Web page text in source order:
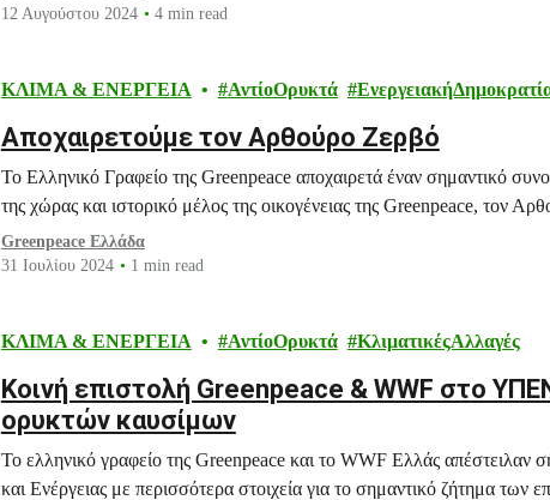
12 Αυγούστου 2024
4 min read
ΚΛΙΜΑ & ΕΝΕΡΓΕΙΑ ΑντίοΟρυκτά
Αποχαιρετούμε τον Αρθούρο Ζερβό
Το Ελληνικό Γραφείο της Greenpeace αποχαιρετά έναν σημαντικό
της χώρας και ιστορικό μέλος της οικογένειας της Greenpeace, τον
Greenpeace Ελλάδα
31 Ιουλίου 2024
1 min read
ΚΛΙΜΑ & ΕΝΕΡΓΕΙΑ ΑντίοΟρυκτά ΚλιματικέςΑλλαγές
Κοινή επιστολή Greenpeace & WWF στο
ορυκτών καυσίμων
Το ελληνικό γραφείο της Greenpeace και το WWF Ελλάς απέστειλαν
και Ενέργειας με περισσότερα στοιχεία για το σημαντικό ζήτημα των